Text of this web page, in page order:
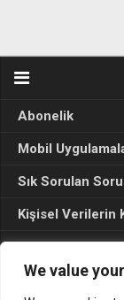
We value
Abonelik
Mobil
Sık Sorulan
Kişisel Verilerin
Seçim